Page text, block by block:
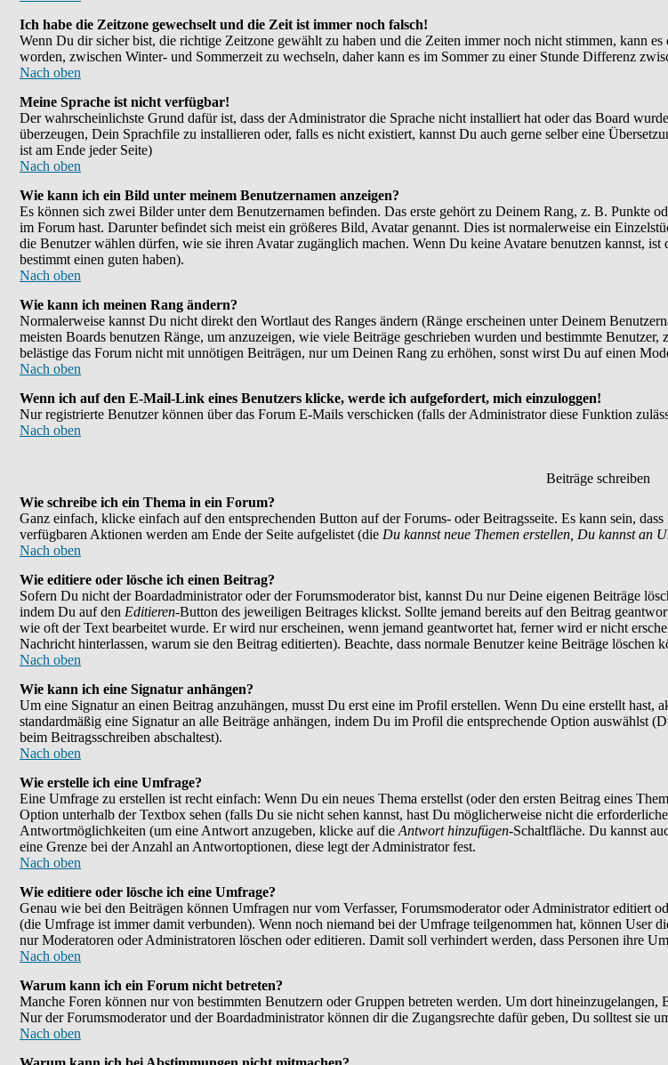
Ich habe die Zeitzone gewechselt und die Zeit ist immer noch falsch!
Wenn Du dir sicher bist, die richtige Zeitzone gewählt zu haben und die Zeiten immer noch nicht stimmen, kann
worden, zwischen Winter- und Sommerzeit zu wechseln, daher kann es im Sommer zu einer Stunde Differenz
Nach oben
Meine Sprache ist nicht verfügbar!
Der wahrscheinlichste Grund dafür ist, dass der Administrator die Sprache nicht installiert hat oder das Board
überzeugen, Dein Sprachfile zu installieren oder, falls es nicht existiert, kannst Du auch gerne selber eine
ist am Ende jeder Seite)
Nach oben
Wie kann ich ein Bild unter meinem Benutzernamen anzeigen?
Es können sich zwei Bilder unter dem Benutzernamen befinden. Das erste gehört zu Deinem Rang, z. B. Punkte
im Forum hast. Darunter befindet sich meist ein größeres Bild, Avatar genannt. Dies ist normalerweise ein
die Benutzer wählen dürfen, wie sie ihren Avatar zugänglich machen. Wenn Du keine Avatare benutzen kannst,
bestimmt einen guten haben).
Nach oben
Wie kann ich meinen Rang ändern?
Normalerweise kannst Du nicht direkt den Wortlaut des Ranges ändern (Ränge erscheinen unter Deinem
meisten Boards benutzen Ränge, um anzuzeigen, wie viele Beiträge geschrieben wurden und bestimmte
belästige das Forum nicht mit unnötigen Beiträgen, nur um Deinen Rang zu erhöhen, sonst wirst Du auf einen
Nach oben
Wenn ich auf den E-Mail-Link eines Benutzers klicke, werde ich aufgefordert, mich einzuloggen!
Nur registrierte Benutzer können über das Forum E-Mails verschicken (falls der Administrator diese Funktion
Nach oben
Beiträge schreiben
Wie schreibe ich ein Thema in ein Forum?
Ganz einfach, klicke einfach auf den entsprechenden Button auf der Forums- oder Beitragsseite. Es kann sein,
verfügbaren Aktionen werden am Ende der Seite aufgelistet (die Du kannst neue Themen erstellen, Du kannst an
Nach oben
Wie editiere oder lösche ich einen Beitrag?
Sofern Du nicht der Boardadministrator oder der Forumsmoderator bist, kannst Du nur Deine eigenen Beiträge
indem Du auf den Editieren-Button des jeweiligen Beitrages klickst. Sollte jemand bereits auf den Beitrag
wie oft der Text bearbeitet wurde. Er wird nur erscheinen, wenn jemand geantwortet hat, ferner wird er nicht
Nachricht hinterlassen, warum sie den Beitrag editierten). Beachte, dass normale Benutzer keine Beiträge löschen
Nach oben
Wie kann ich eine Signatur anhängen?
Um eine Signatur an einen Beitrag anzuhängen, musst Du erst eine im Profil erstellen. Wenn Du eine erstellt hast,
standardmäßig eine Signatur an alle Beiträge anhängen, indem Du im Profil die entsprechende Option auswählst
beim Beitragsschreiben abschaltest).
Nach oben
Wie erstelle ich eine Umfrage?
Eine Umfrage zu erstellen ist recht einfach: Wenn Du ein neues Thema erstellst (oder den ersten Beitrag eines
Option unterhalb der Textbox sehen (falls Du sie nicht sehen kannst, hast Du möglicherweise nicht die
Antwortmöglichkeiten (um eine Antwort anzugeben, klicke auf die Antwort hinzufügen-Schaltfläche. Du kannst
eine Grenze bei der Anzahl an Antwortoptionen, diese legt der Administrator fest.
Nach oben
Wie editiere oder lösche ich eine Umfrage?
Genau wie bei den Beiträgen können Umfragen nur vom Verfasser, Forumsmoderator oder Administrator editiert
(die Umfrage ist immer damit verbunden). Wenn noch niemand bei der Umfrage teilgenommen hat, können User
nur Moderatoren oder Administratoren löschen oder editieren. Damit soll verhindert werden, dass Personen ihre
Nach oben
Warum kann ich ein Forum nicht betreten?
Manche Foren können nur von bestimmten Benutzern oder Gruppen betreten werden. Um dort
Nur der Forumsmoderator und der Boardadministrator können dir die Zugangsrechte dafür geben, Du solltest sie
Nach oben